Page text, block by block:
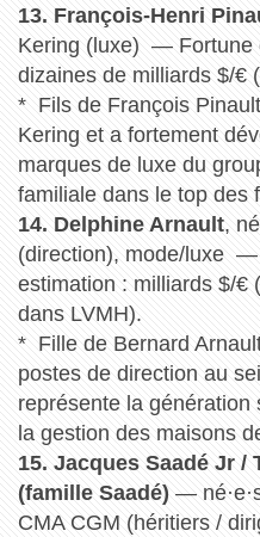
13. François-Henri
Kering (luxe) — Fortune
dizaines de milliards $/€
* Fils de François
Kering et a fortement
marques de luxe du
familiale dans le top des
14. Delphine Arnault,
(direction), mode/luxe —
estimation : milliards $/€
dans LVMH).
* Fille de Bernard
postes de direction au
représente la
la gestion des maisons
15. Jacques Saadé Jr /
(famille Saadé) —
CMA CGM (héritiers /